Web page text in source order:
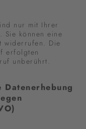
nur mit Ihrer
Sie können eine
widerrufen. Die
erfolgten
unberührt.